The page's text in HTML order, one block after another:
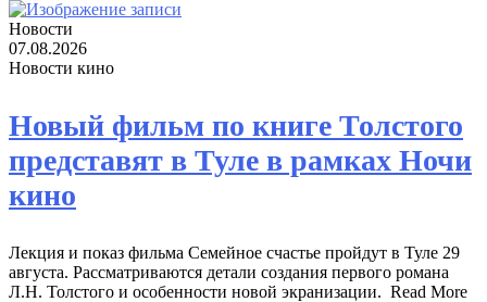
Новости
07.08.2026
Новости кино
Новый фильм по книге Толстого
представят в Туле в рамках Ночи
кино
Лекция и показ фильма Семейное счастье пройдут в Туле 29
августа. Рассматриваются детали создания первого романа
Л.Н. Толстого и особенности новой экранизации. ​ Read More